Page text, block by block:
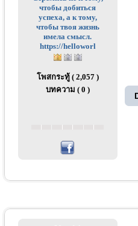
чтобы добиться
успеха, а к тому,
чтобы твоя жизнь
имела смысл.
https://helloworl
โพสกระทู้ ( 2,057 )
บทความ ( 0 )